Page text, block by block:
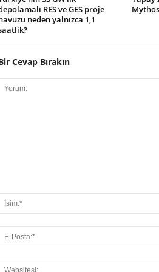
RES ve GES proje
neden yalnızca 1,1
Cevap Bırakın